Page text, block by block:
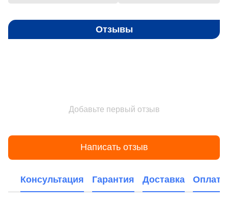
Отзывы
Добавьте первый отзыв
Написать отзыв
Консультация Гарантия Доставка Оплата